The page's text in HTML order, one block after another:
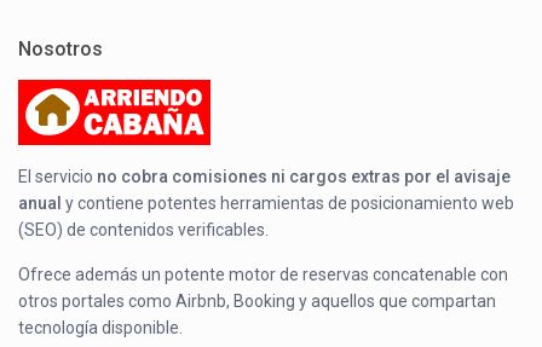
Nosotros
El servicio no cobra comisiones ni cargos extras por el avisaje
anual y contiene potentes herramientas de posicionamiento web
(SEO) de contenidos verificables.
Ofrece además un potente motor de reservas concatenable con
otros portales como Airbnb, Booking y aquellos que compartan
tecnología disponible.